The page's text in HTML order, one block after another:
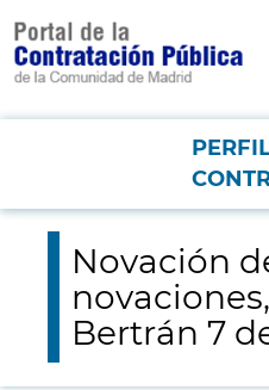
contenido
principal
Menú PCON
Novación del contrato
Novación
Bertrán 7